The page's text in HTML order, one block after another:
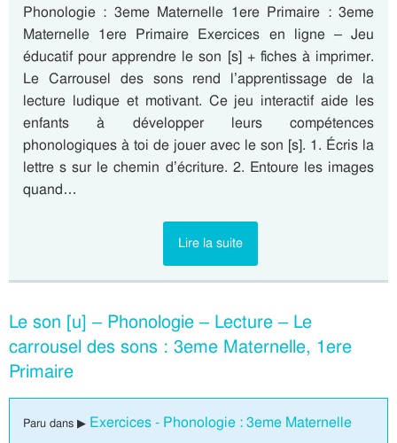
Phonologie : 3eme Maternelle 1ere Primaire : 3eme
Maternelle 1ere Primaire Exercices en ligne – Jeu
éducatif pour apprendre le son [s] + fiches à imprimer.
Le Carrousel des sons rend l’apprentissage de la
lecture ludique et motivant. Ce jeu interactif aide les
enfants à développer leurs compétences
phonologiques à toi de jouer avec le son [s]. 1. Écris la
lettre s sur le chemin d’écriture. 2. Entoure les images
quand…
Lire la suite
Le son [u] – Phonologie – Lecture – Le
carrousel des sons : 3eme Maternelle, 1ere
Primaire
Paru dans ▶ Exercices - Phonologie : 3eme Maternelle